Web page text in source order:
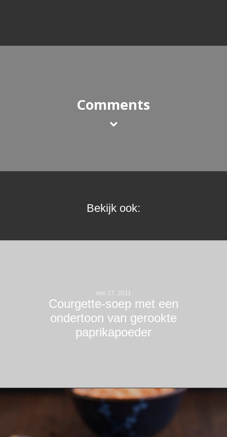
Comments
Bekijk ook:
mei 27, 2011
Courgette-soep met een
ondertoon van gerookte
paprikapoeder